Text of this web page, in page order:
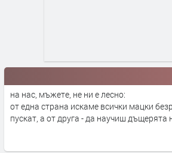
на нас, мъжете, не ни е лесно:
от една страна искаме всички мацки
пускат, а от друга - да научиш дъщерята